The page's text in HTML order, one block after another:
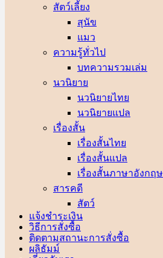
สัตว์เลี้ยง
สุนัข
แมว
ความรู้ทั่วไป
บทความรวมเล่ม
นวนิยาย
นวนิยายไทย
นวนิยายแปล
เรื่องสั้น
เรื่องสั้นไทย
เรื่องสั้นแปล
เรื่องสั้นภาษาอังกฤษ
สารคดี
สัตว์
แจ้งชำระเงิน
วิธีการสั่งซื้อ
ติดตามสถานะการสั่งซื้อ
ผลิธัมม์